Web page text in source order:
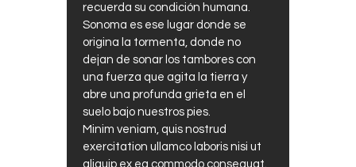
recuerda su condición humana.
Sonoma es ese lugar donde se
origina la tormenta, donde no
dejan de sonar los tambores con
una fuerza que agita la tierra y
abre una profunda grieta en el
suelo bajo nuestros pies.
Minim veniam, quis nostrud
exercitation ullamco laboris nisi ut
aliquip ex ea commodo consequat.